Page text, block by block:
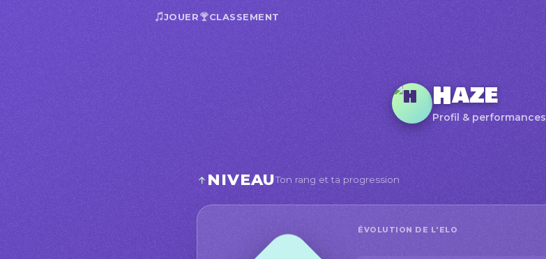
JOUER CLASSEMENT
Haze
Profil & performances
NIVEAUTon rang et ta progression
ÉVOLUTION DE L'ELO